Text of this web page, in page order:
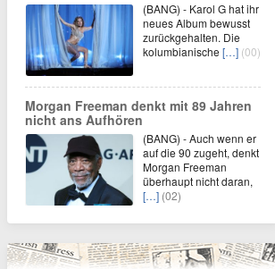
(BANG) - Karol G hat ihr
neues Album bewusst
zurückgehalten. Die
kolumbianische […] (00)
Morgan Freeman denkt mit 89 Jahren
nicht ans Aufhören
(BANG) - Auch wenn er
auf die 90 zugeht, denkt
Morgan Freeman
überhaupt nicht daran,
[…] (02)